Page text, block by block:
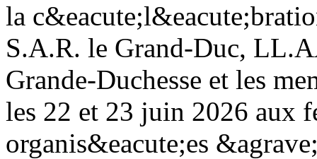
la
S.A.R. le Grand-Duc,
Grande-Duchesse et les
les 22 et 23 juin 2026 aux
organis&eacute;es